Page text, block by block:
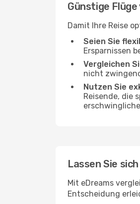
Günstige
Damit Ihre Reise
Seien Sie
Ersparnissen
Vergleichen
nicht
Nutzen Sie
Reisende, die
Lassen Sie
Mit eDreams
Entscheidung